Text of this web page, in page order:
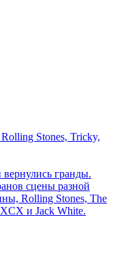
Stones, Tricky,
гранды.
сцены разной
Rolling Stones, The
и Jack White.